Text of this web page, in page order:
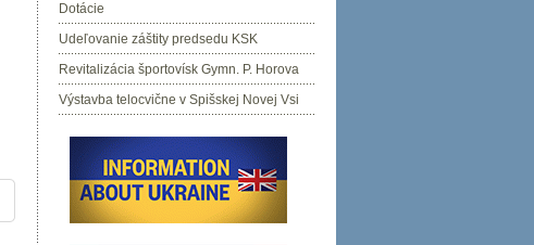
Dotácie
Udeľovanie záštity predsedu KSK
Revitalizácia športovísk Gymn. P. Horova
Výstavba telocvične v Spišskej Novej Vsi